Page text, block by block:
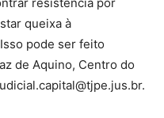
queixa à
pode ser feito
de Aquino, Centro do
.